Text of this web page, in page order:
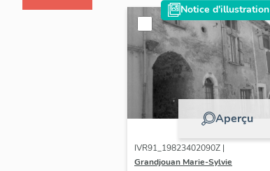
Notice d'illustration
Aperçu
IVR91_19823402090Z |
Grandjouan Marie-Sylvie